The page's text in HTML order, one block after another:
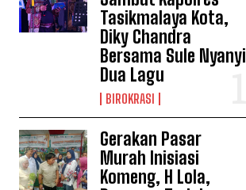
Tasikmalaya Kota,
Diky Chandra
Bersama Sule Nyanyi
Dua Lagu
BIROKRASI
Gerakan Pasar
Murah Inisiasi
Komeng, H Lola,